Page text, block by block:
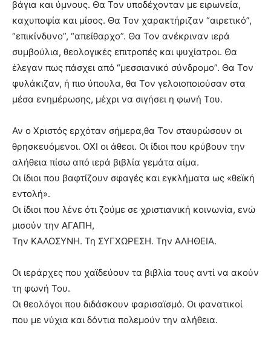
βάγια και ύμνους. Θα Τον υποδέχονταν με ειρωνεία,
καχυποψία και μίσος. Θα Τον χαρακτήριζαν “αιρετικό”,
“επικίνδυνο”, “απείθαρχο”. Θα Τον ανέκριναν ιερά
συμβούλια, θεολογικές επιτροπές και ψυχίατροι. Θα
έλεγαν πως πάσχει από “μεσσιανικό σύνδρομο”. Θα Τον
φυλάκιζαν, ή πιο ύπουλα, θα Τον γελοιοποιούσαν στα
μέσα ενημέρωσης, μέχρι να σιγήσει η φωνή Του.
Αν ο Χριστός ερχόταν σήμερα,θα Τον σταυρώσουν οι
θρησκευόμενοι. ΟΧΙ οι άθεοι. Οι ίδιοι που κρύβουν την
αλήθεια πίσω από ιερά βιβλία γεμάτα αίμα.
Οι ίδιοι που βαφτίζουν σφαγές και εγκλήματα ως «θεϊκή
εντολή».
Οι ίδιοι που λένε ότι ζούμε σε χριστιανική κοινωνία, ενώ
μισούν την ΑΓΑΠΗ,
Την ΚΑΛΟΣΥΝΗ. Τη ΣΥΓΧΩΡΕΣΗ. Την ΑΛΗΘΕΙΑ.
Οι ιεράρχες που χαϊδεύουν τα βιβλία τους αντί να ακούν
τη φωνή Του.
Οι θεολόγοι που διδάσκουν φαρισαϊσμό. Οι φανατικοί
που με νύχια και δόντια πολεμούν την αλήθεια.